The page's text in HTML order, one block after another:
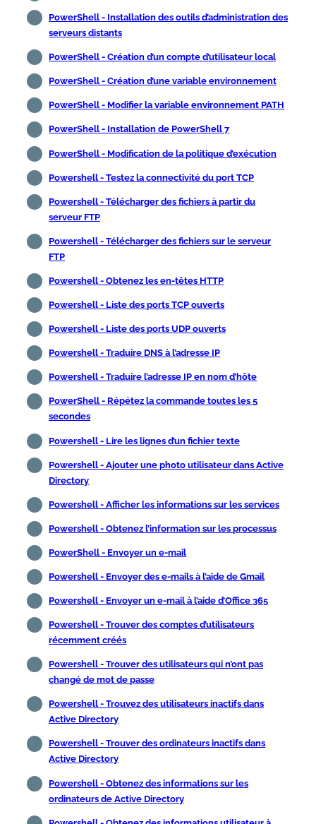
PowerShell - Installation des outils d’administration des
serveurs distants
PowerShell - Création d’un compte d’utilisateur local
PowerShell - Création d’une variable environnement
PowerShell - Modifier la variable environnement PATH
PowerShell - Installation de PowerShell 7
PowerShell - Modification de la politique d’exécution
Powershell - Testez la connectivité du port TCP
Powershell - Télécharger des fichiers à partir du
serveur FTP
Powershell - Télécharger des fichiers sur le serveur
FTP
Powershell - Obtenez les en-têtes HTTP
Powershell - Liste des ports TCP ouverts
Powershell - Liste des ports UDP ouverts
Powershell - Traduire DNS à l’adresse IP
Powershell - Traduire l’adresse IP en nom d’hôte
PowerShell - Répétez la commande toutes les 5
secondes
Powershell - Lire les lignes d’un fichier texte
Powershell - Ajouter une photo utilisateur dans Active
Directory
Powershell - Afficher les informations sur les services
Powershell - Obtenez l’information sur les processus
PowerShell - Envoyer un e-mail
Powershell - Envoyer des e-mails à l’aide de Gmail
Powershell - Envoyer un e-mail à l’aide d’Office 365
Powershell - Trouver des comptes d’utilisateurs
récemment créés
Powershell - Trouver des utilisateurs qui n’ont pas
changé de mot de passe
Powershell - Trouvez des utilisateurs inactifs dans
Active Directory
Powershell - Trouver des ordinateurs inactifs dans
Active Directory
Powershell - Obtenez des informations sur les
ordinateurs de Active Directory